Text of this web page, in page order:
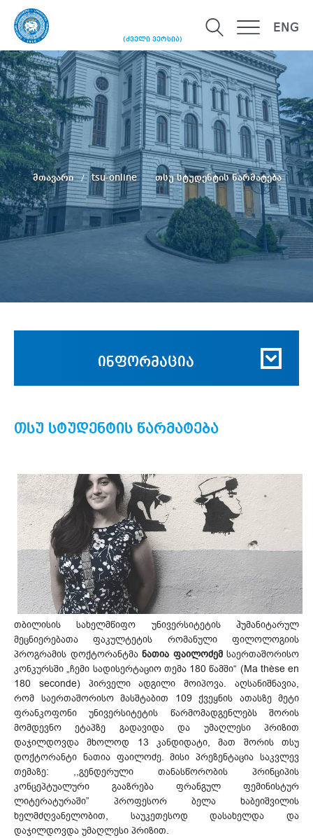
(ძველი ვერსია)
ENG
მთავარი tsu-online თსუ სტუდენტის წარმატება
ინფორმაცია
თსუ სტუდენტის წარმატება
თბილისის სახელმწიფო უნივერსიტეტის ჰუმანიტარულ
მეცნიერებათა ფაკულტეტის რომანული ფილოლოგიის
პროგრამის დოქტორანტმა ნათია ფაილოძემ საერთაშორისო
კონკურსში „ჩემი სადისერტაციო თემა 180 წამში“ (Ma thèse en
180 seconde) პირველი ადგილი მოიპოვა. აღსანიშნავია,
რომ საერთაშორისო მასშტაბით 109 ქვეყნის ათასზე მეტი
ფრანკოფონი უნივერსიტეტის წარმომადგენლებს შორის
მომდევნო ეტაპზე გადავიდა და უმაღლესი პრიზით
დაჯილდოვდა მხოლოდ 13 კანდიდატი, მათ შორის თსუ
დოქტორანტი ნათია ფაილოძე. მისი პრეზენტაცია საკვლევ
თემაზე: ,,გენდერული თანასწორობის პრინციპის
კონცეპტუალური გააზრება ფრანგულ ფემინისტურ
ლიტერატურაში” პროფესორ ბელა ხაბეიშვილის
ხელმძღვანელობით, საუკეთესოდ დასახელდა და
დაჯილდოვდა უმაღლესი პრიზით.